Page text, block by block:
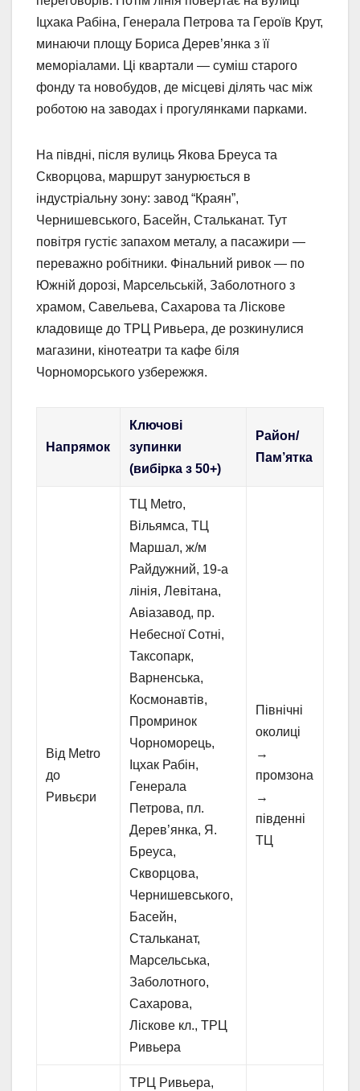
Іцхака Рабіна, Генерала Петрова та Героїв Крут,
минаючи площу Бориса Дерев’янка з її
меморіалами. Ці квартали — суміш старого
фонду та новобудов, де місцеві ділять час між
роботою на заводах і прогулянками парками.
На півдні, після вулиць Якова Бреуса та
Скворцова, маршрут занурюється в
індустріальну зону: завод “Краян”,
Чернишевського, Басейн, Стальканат. Тут
повітря густіє запахом металу, а пасажири —
переважно робітники. Фінальний ривок — по
Южній дорозі, Марсельській, Заболотного з
храмом, Савельева, Сахарова та Ліскове
кладовище до ТРЦ Ривьера, де розкинулися
магазини, кінотеатри та кафе біля
Чорноморського узбережжя.
Напрямок
Ключові
зупинки
(вибірка з 50+)
Район/
Пам’ятка
Від Metro
до
Ривьєри
ТЦ Metro,
Вільямса, ТЦ
Маршал, ж/м
Райдужний, 19-а
лінія, Левітана,
Авіазавод, пр.
Небесної Сотні,
Таксопарк,
Варненська,
Космонавтів,
Промринок
Чорноморець,
Іцхак Рабін,
Генерала
Петрова, пл.
Дерев’янка, Я.
Бреуса,
Скворцова,
Чернишевського,
Басейн,
Стальканат,
Марсельська,
Заболотного,
Сахарова,
Ліскове кл., ТРЦ
Ривьера
Північні
околиці
→
промзона
→
південні
ТЦ
ТРЦ Ривьера,